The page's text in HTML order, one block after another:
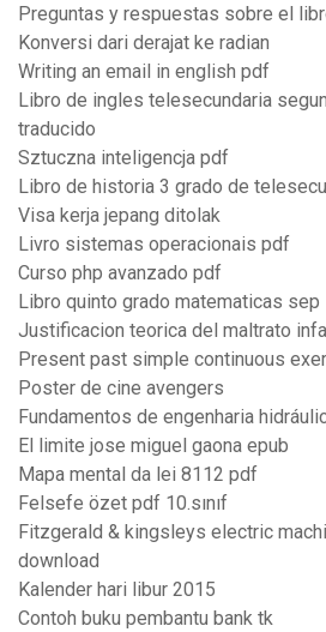
Preguntas y respuestas sobre el
Konversi dari derajat ke radian
Writing an email in english pdf
Libro de ingles telesecundaria
traducido
Sztuczna inteligencja pdf
Libro de historia 3 grado de
Visa kerja jepang ditolak
Livro sistemas operacionais pdf
Curso php avanzado pdf
Libro quinto grado matematicas sep
Justificacion teorica del maltrato
Present past simple continuous
Poster de cine avengers
Fundamentos de engenharia
El limite jose miguel gaona epub
Mapa mental da lei 8112 pdf
Felsefe özet pdf 10.sınıf
Fitzgerald & kingsleys electric
download
Kalender hari libur 2015
Contoh buku pembantu bank tk